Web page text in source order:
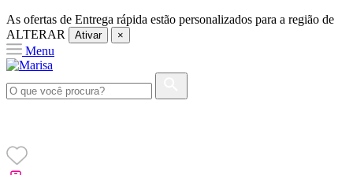
As ofertas de Entrega rápida estão personalizados para a região de
ALTERAR
Ativar ×
Menu